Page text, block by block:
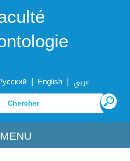
| English | عربي
MENU